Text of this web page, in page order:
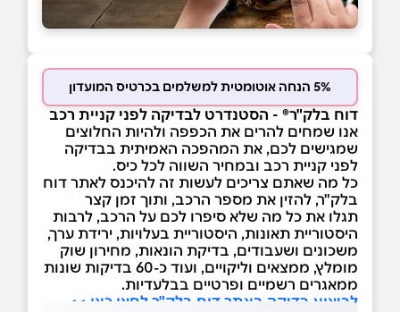
5% הנחה אוטומטית למשלמים בכרטיס המועדון
דוח בלק"ר® - הסטנדרט לבדיקה לפני קניית רכב
אנו שמחים להרים את הכפפה ולהיות החלוצים
שמגישים לכם, את המהפכה האמיתית בבדיקה
לפני קניית רכב ובמחיר השווה לכל כיס.
כל מה שאתם צריכים לעשות זה להיכנס לאתר דוח
בלק"ר, להזין את מספר הרכב, ותוך זמן קצר
תגלו את כל מה שלא סיפרו לכם על הרכב, לרבות
היסטוריית תאונות, היסטוריית בעלויות, ירידת ערך,
משכונים ושעבודים, בדיקת הונאות, מחירון שוק
מומלץ, ממצאים וליקויים, ועוד כ-60 בדיקות שונות
ממאגרים רשמיים ופרטיים בבלעדיות.
לביצוע בדיקה באתר דוח בלק"ר לחצו כאן >>